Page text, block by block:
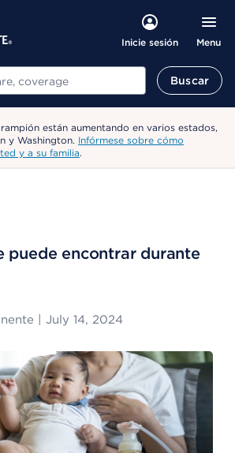
Inicie sesión Menu
Buscar
están aumentando en varios estados,
y Washington. Infórmese sobre cómo
y a su familia.
puede encontrar durante
July 14, 2024